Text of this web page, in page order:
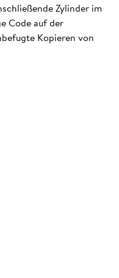
Zylinder im
Code auf der
Kopieren von